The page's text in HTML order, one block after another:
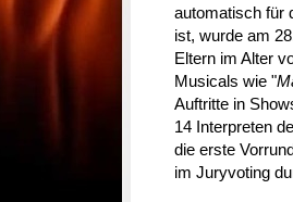
automatisch für
ist, wurde am
Eltern im Alter
Musicals wie "
Auftritte in
14 Interpreten
die erste
im Juryvoting